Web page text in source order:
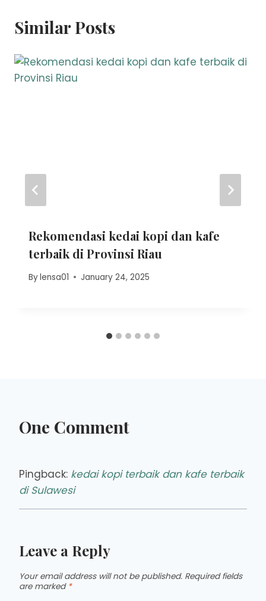
Similar Posts
Rekomendasi kedai kopi dan kafe
terbaik di Provinsi Riau
Bylensa01 January 24, 2025
One Comment
Pingback: kedai kopi terbaik dan kafe terbaik
di Sulawesi
Leave a Reply
Your email address will not be published. Required fields
are marked *